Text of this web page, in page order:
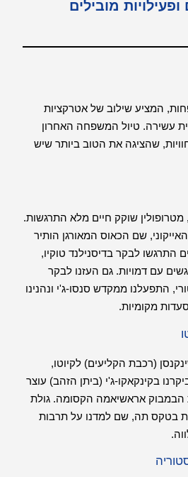
מובילים
המציע שילוב של אטרקציות
עשירה. טיול המשפחה האחרון
שהציגה את הטוב ביותר שיש
שוקק חיים מלא התרגשות.
שם הכאוס המאורגן הותיר
התרגשו לבקר בדיסנילנד טוקיו,
עם דמויות. גם העזנו לבקר
התפעלנו ממקדש סנסו-ג'י ונהנינו
מקומיות.
(רכבת הקליעים) לקיוטו,
בקינקאקו-ג'י (ביתן הזהב) עוצר
הבמבוק אראשיאמה הקסומה. גולת
בטקס תה, שם למדנו על תרבות